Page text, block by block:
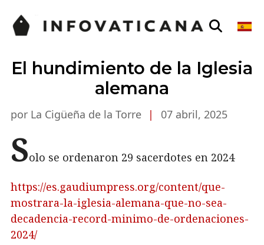
El hundimiento de la Iglesia
alemana
por La Cigüeña de la Torre | 07 abril, 2025
Solo se ordenaron 29 sacerdotes en 2024
https://es.gaudiumpress.org/content/que-
mostrara-la-iglesia-alemana-que-no-sea-
decadencia-record-minimo-de-ordenaciones-
2024/